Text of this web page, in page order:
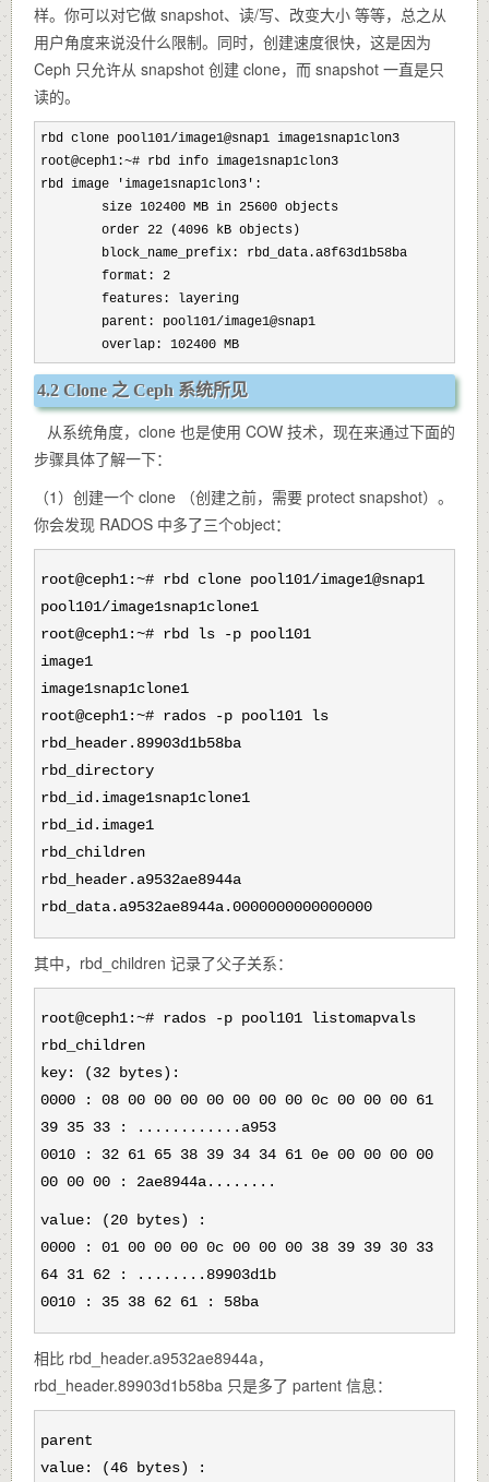
样。你可以对它做 snapshot、读/写、改变大小 等等，总之从
用户角度来说没什么限制。同时，创建速度很快，这是因为
Ceph 只允许从 snapshot 创建 clone，而 snapshot 一直是只
读的。
rbd clone pool101/image1@snap1 image1snap1clon3
root@ceph1:~# rbd info image1snap1clon3
rbd image 'image1snap1clon3' :
        size 102400 MB in 25600
objects
        order 22 (4096
kB objects)
        block_name_prefix: rbd_data.a8f63d1b58ba
        format: 2
        features: layering
        parent: pool101/
image1@snap1
        overlap: 102400 MB
4.2 Clone 之 Ceph 系统所见
从系统角度，clone 也是使用 COW 技术，现在来通过下面的
步骤具体了解一下：
（1）创建一个 clone （创建之前，需要 protect snapshot）。
你会发现 RADOS 中多了三个object：
root@ceph1:~# rbd clone pool101/image1@snap1
pool101/image1snap1clone1
root@ceph1:~# rbd ls -p pool101
image1
image1snap1clone1
root@ceph1:~# rados -p pool101 ls
rbd_header.89903d1b58ba
rbd_directory
rbd_id.image1snap1clone1
rbd_id.image1
rbd_children
rbd_header.a9532ae8944a
rbd_data.a9532ae8944a.0000000000000000
其中，rbd_children 记录了父子关系：
root@ceph1:~# rados -p pool101 listomapvals
rbd_children
key: (32 bytes):
0000 : 08 00 00 00 00 00 00 00 0c 00 00 00 61
39 35 33 : ............a953
0010 : 32 61 65 38 39 34 34 61 0e 00 00 00 00
00 00 00 : 2ae8944a........
value: (20 bytes) :
0000 : 01 00 00 00 0c 00 00 00 38 39 39 30 33
64 31 62 : ........89903d1b
0010 : 35 38 62 61 : 58ba
相比 rbd_header.a9532ae8944a，
rbd_header.89903d1b58ba 只是多了 partent 信息：
parent
value: (46 bytes) :